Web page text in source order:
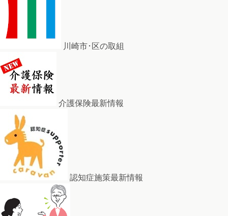
川崎市･区の取組
介護保険最新情報
認知症施策最新情報